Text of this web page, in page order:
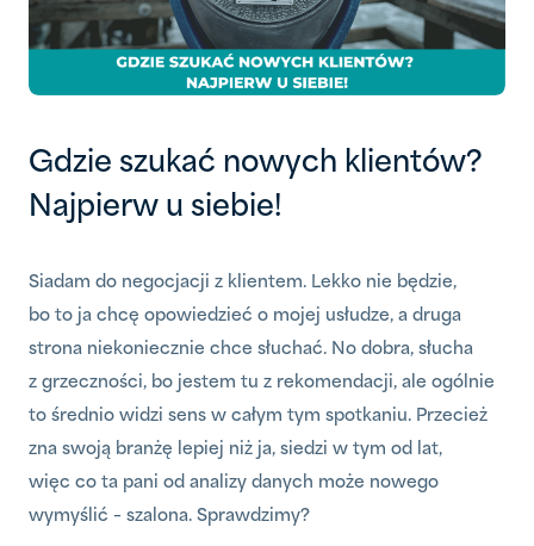
Gdzie szukać nowych klientów?
Najpierw u siebie!
Siadam do negocjacji z klientem. Lekko nie będzie,
bo to ja chcę opowiedzieć o mojej usłudze, a druga
strona niekoniecznie chce słuchać. No dobra, słucha
z grzeczności, bo jestem tu z rekomendacji, ale ogólnie
to średnio widzi sens w całym tym spotkaniu. Przecież
zna swoją branżę lepiej niż ja, siedzi w tym od lat,
więc co ta pani od analizy danych może nowego
wymyślić – szalona. Sprawdzimy?